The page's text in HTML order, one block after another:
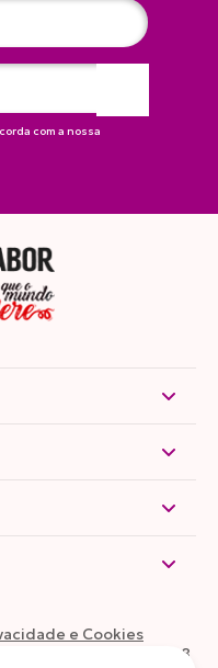
com a nossa
e Cookies
77.595.395/0002-28